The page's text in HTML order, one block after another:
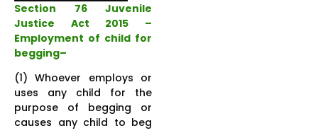
Section 76 Juvenile
Justice Act 2015 –
Employment of child for
begging–
(1) Whoever employs or
uses any child for the
purpose of begging or
causes any child to beg